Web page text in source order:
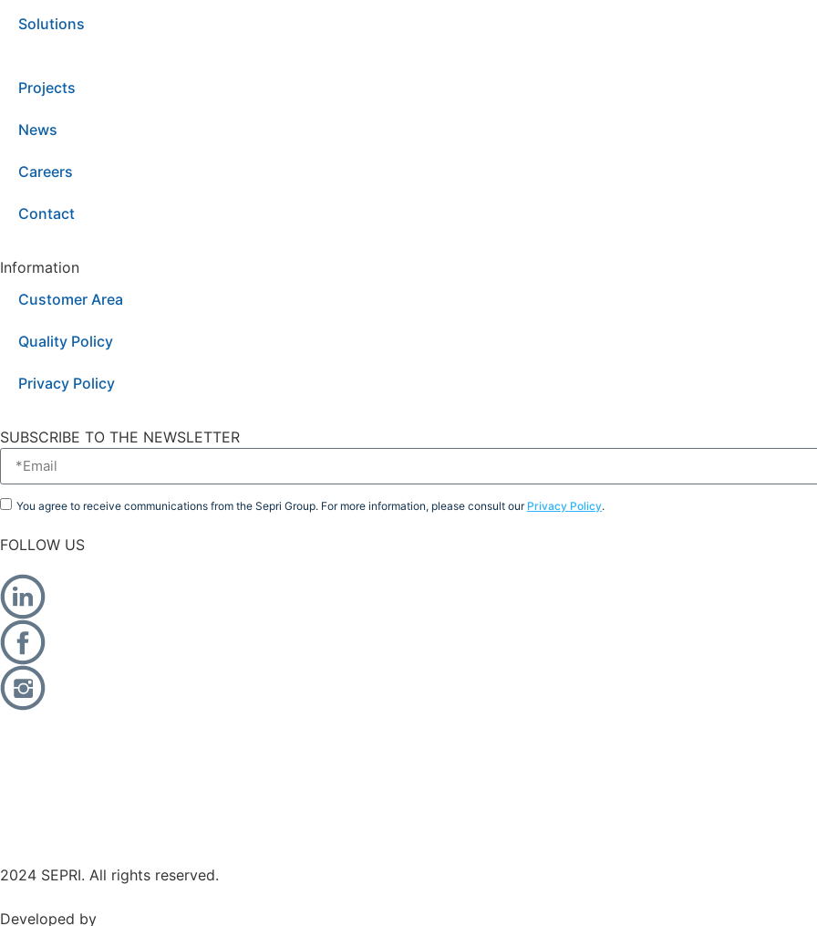
Solutions
Projects
News
Careers
Contact
Information
Customer Area
Quality Policy
Privacy Policy
SUBSCRIBE TO THE NEWSLETTER
You agree to receive communications from the Sepri Group. For more information, please consult our Privacy Policy.
FOLLOW US
2024 SEPRI. All rights reserved.
Developed by